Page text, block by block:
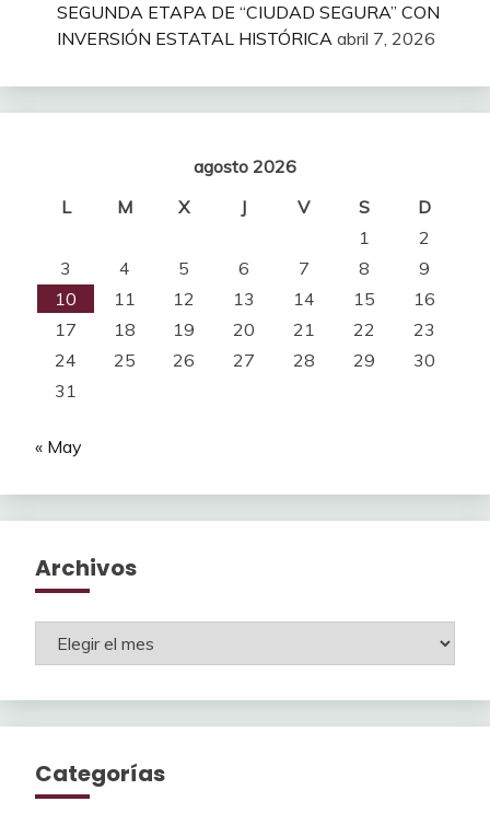
SEGUNDA ETAPA DE “CIUDAD SEGURA” CON
INVERSIÓN ESTATAL HISTÓRICA abril 7, 2026
agosto 2026
L
M X J V S
D
1
2
3
4 5 6 7 8
9
10
11 12 13 14 15
16
17
18 19 20 21 22
23
24
25 26 27 28 29
30
31
« May
Archivos
Archivos
Categorías